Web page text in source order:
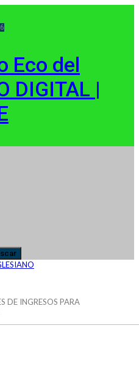
Eco del
DIGITAL |
DE INGRESOS PARA